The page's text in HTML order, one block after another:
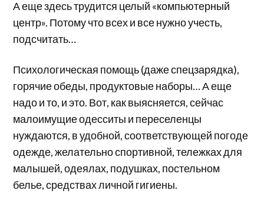
А еще здесь трудится целый «компьютерный
центр». Потому что всех и все нужно учесть,
подсчитать…
Психологическая помощь (даже спецзарядка),
горячие обеды, продуктовые наборы… А еще
надо и то, и это. Вот, как выясняется, сейчас
малоимущие одесситы и переселенцы
нуждаются, в удобной, соответствующей погоде
одежде, желательно спортивной, тележках для
малышей, одеялах, подушках, постельном
белье, средствах личной гигиены.